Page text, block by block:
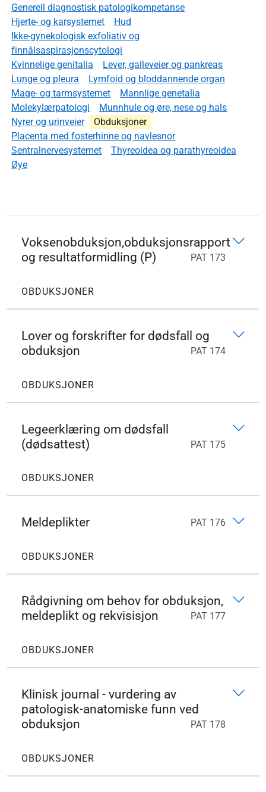
Generell diagnostisk patologikompetanse
Hjerte- og karsystemet
Hud
Ikke-gynekologisk exfoliativ og
finnålsaspirasjonscytologi
Kvinnelige genitalia
Lever, galleveier og pankreas
Lunge og pleura
Lymfoid og bloddannende organ
Mage- og tarmsystemet
Mannlige genetalia
Molekylærpatologi
Munnhule og øre, nese og hals
Nyrer og urinveier
Obduksjoner
Placenta med fosterhinne og navlesnor
Sentralnervesystemet
Thyreoidea og parathyreoidea
Øye
Voksenobduksjon,obduksjonsrapport
og resultatformidling (P)
PAT 173
OBDUKSJONER
Lover og forskrifter for dødsfall og
obduksjon
PAT 174
OBDUKSJONER
Legeerklæring om dødsfall
(dødsattest)
PAT 175
OBDUKSJONER
Meldeplikter PAT 176
OBDUKSJONER
Rådgivning om behov for obduksjon,
meldeplikt og rekvisisjon
PAT 177
OBDUKSJONER
Klinisk journal - vurdering av
patologisk-anatomiske funn ved
obduksjon
PAT 178
OBDUKSJONER